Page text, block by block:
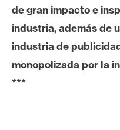
i
n
de gran impacto e
industria, además de
industria de
monopolizada por la
***